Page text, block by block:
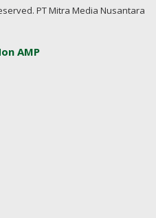
PT Mitra Media Nusantara
AMP